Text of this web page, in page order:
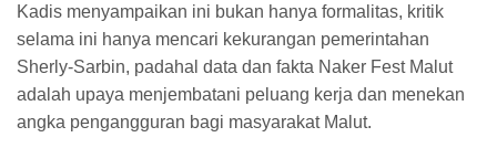
Kadis menyampaikan ini bukan hanya formalitas, kritik
selama ini hanya mencari kekurangan pemerintahan
Sherly-Sarbin, padahal data dan fakta Naker Fest Malut
adalah upaya menjembatani peluang kerja dan menekan
angka pengangguran bagi masyarakat Malut.